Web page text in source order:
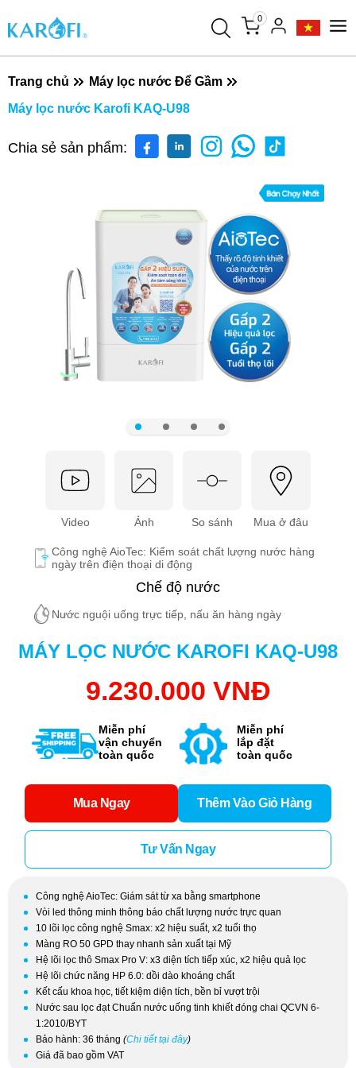
0
Trang chủ
Máy lọc nước Để Gầm
Máy lọc nước Karofi KAQ-U98
Chia sẻ sản phẩm:
Video Ảnh So sánh Mua ở đâu
Công nghệ AioTec: Kiểm soát chất lượng nước hàng
ngày trên điện thoại di động
Chế độ nước
Nước nguội uống trực tiếp, nấu ăn hàng ngày
MÁY LỌC NƯỚC KAROFI KAQ-U98
9.230.000 VNĐ
Miễn phí
vận chuyển
toàn quốc
Miễn phí
lắp đặt
toàn quốc
Mua Ngay Thêm Vào Giỏ Hàng
Tư Vấn Ngay
Công nghệ AioTec: Giám sát từ xa bằng smartphone
Vòi led thông minh thông báo chất lượng nước trực quan
10 lõi lọc công nghệ Smax: x2 hiệu suất, x2 tuổi thọ
Màng RO 50 GPD thay nhanh sản xuất tại Mỹ
Hệ lõi lọc thô Smax Pro V: x3 diện tích tiếp xúc, x2 hiệu quả lọc
Hệ lõi chức năng HP 6.0: dồi dào khoáng chất
Kết cấu khoa học, tiết kiệm diện tích, bền bỉ vượt trội
Nước sau lọc đạt Chuẩn nước uống tinh khiết đóng chai QCVN 6-
1:2010/BYT
Bảo hành: 36 tháng (Chi tiết tại đây)
Giá đã bao gồm VAT